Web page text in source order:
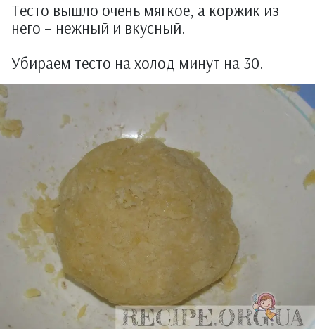
Тесто вышло очень мягкое, а коржик из
него – нежный и вкусный.
Убираем тесто на холод минут на 30.